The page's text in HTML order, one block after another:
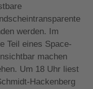
werden. Im
Teil eines Space-
machen
Um 18 Uhr liest
Hackenberg